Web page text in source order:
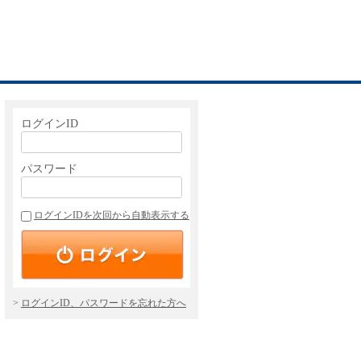
ログインID
パスワード
ログインIDを次回から自動表示する
ログインID、パスワードを忘れた方へ